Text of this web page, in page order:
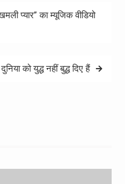
प्यार” का म्यूजिक वीडियो
को युद्ध नहीं बुद्ध दिए हैं